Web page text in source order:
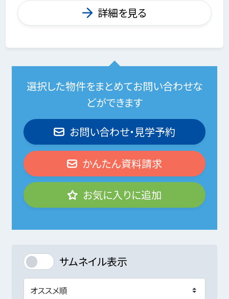
詳細を見る
選択した物件をまとめてお問い合わせな
どができます
お問い合わせ・見学予約
かんたん資料請求
お気に入りに追加
サムネイル表示